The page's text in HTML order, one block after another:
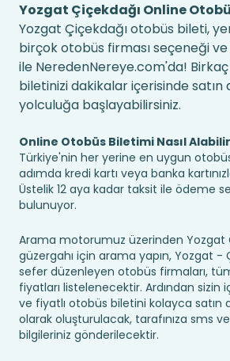
Yozgat Çiçekdağı Online
Yozgat Çiçekdağı otobüs bileti,
birçok otobüs firması seçeneği
ile NeredenNereye.com'da!
biletinizi dakikalar içerisinde satın
yolculuğa başlayabilirsiniz.
Online Otobüs Biletimi Nasıl
Türkiye'nin her yerine en uygun
adımda kredi kartı veya banka
Üstelik 12 aya kadar taksit ile ödeme
bulunuyor.
Arama motorumuz üzerinden Yozgat
güzergahı için arama yapın, Yozgat -
sefer düzenleyen otobüs firmaları,
fiyatları listelenecektir. Ardından sizin
ve fiyatlı otobüs biletini kolayca satın
olarak oluşturulacak, tarafınıza sms
bilgileriniz gönderilecektir.